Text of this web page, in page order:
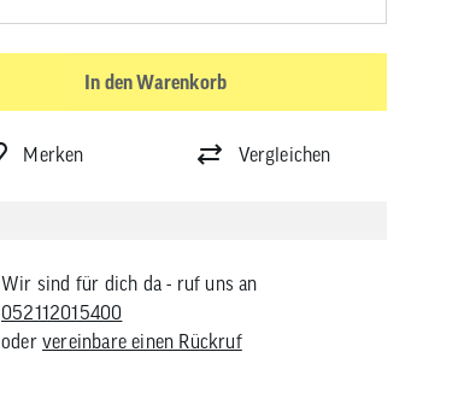
In den Warenkorb
Merken Vergleichen
Wir sind für dich da - ruf uns an
052112015400
odervereinbare einen Rückruf